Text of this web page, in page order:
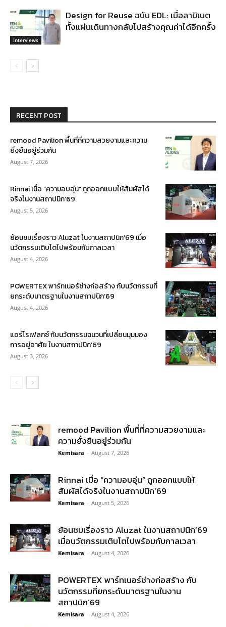
Interviews
Design for Reuse ฉบับ EDL: เมื่อลามิเนต
ทั้งแผ่นเดินทางกลับไปสร้างคุณค่าได้อีกครั้ง
RECENT POST
remood Pavilion พื้นที่ที่ความสวยงามและความ
ยั่งยืนอยู่ร่วมกัน
August 7, 2026
Rinnai เมื่อ “ความอบอุ่น” ถูกออกแบบให้สัมผัสได้
จริงในงานสถาปนิก’69
August 5, 2026
ย้อนชมเรื่องราว Aluzat ในงานสถาปนิก’69 เมื่อ
นวัตกรรมเติบโตไปพร้อมกับกาลเวลา
August 4, 2026
POWERTEX พาร์ทเนอร์ช่างก่อสร้าง กับนวัตกรรมที่
ยกระดับมาตรฐานในงานสถาปนิก’69
August 4, 2026
แอร์โรเฟลกซ์ กับนวัตกรรมฉนวนที่เปลี่ยนมุมมอง
การอยู่อาศัย ในงานสถาปนิก’69
August 3, 2026
remood Pavilion พื้นที่ที่ความสวยงามและ
ความยั่งยืนอยู่ร่วมกัน
Kemisara - August 7, 2026
Rinnai เมื่อ “ความอบอุ่น” ถูกออกแบบให้
สัมผัสได้จริงในงานสถาปนิก’69
Kemisara - August 5, 2026
ย้อนชมเรื่องราว Aluzat ในงานสถาปนิก’69
เมื่อนวัตกรรมเติบโตไปพร้อมกับกาลเวลา
Kemisara - August 4, 2026
POWERTEX พาร์ทเนอร์ช่างก่อสร้าง กับ
นวัตกรรมที่ยกระดับมาตรฐานในงาน
สถาปนิก’69
Kemisara - August 4, 2026